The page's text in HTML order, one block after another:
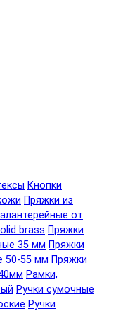
Кнопки
Пряжки из
от
brass Пряжки
35 мм Пряжки
50-55 мм Пряжки
Рамки,
Ручки сумочные
Ручки